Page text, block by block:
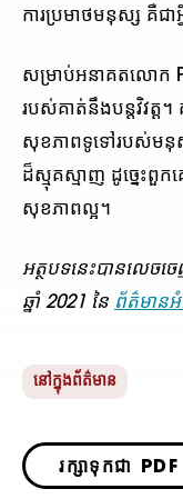
ការប្រមាថមនុស្ស គឺជា
សម្រាប់អនាគតលោក
របស់គាត់នឹងបន្តវិវត្ត។
សុខភាពទូទៅរបស់មនុស្
ដ៏ស្មុគស្មាញ ដូច្នេះពួក
សុខភាពល្អ។
អត្ថបទនេះបានលេចច
ឆ្នាំ 2021 នៃ ព័ត៌មាន
នៅក្នុងព័ត៌មាន
រក្សាទុកជា PDF